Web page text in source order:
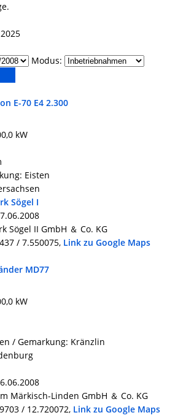
Modus:
E-70 E4 2.300
kW
Eisten
Sögel I
Sögel II GmbH ＆ Co. KG
/ 7.550075, Link zu Google Maps
MD77
kW
/ Gemarkung: Kränzlin
Märkisch-Linden GmbH ＆ Co. KG
/ 12.720072, Link zu Google Maps